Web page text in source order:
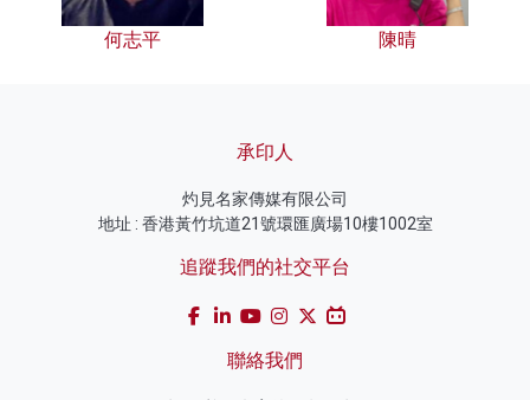
何志平 陳晴
承印人
灼見名家傳媒有限公司
地址 : 香港黃竹坑道21號環匯廣場10樓1002室
追蹤我們的社交平台
聯絡我們